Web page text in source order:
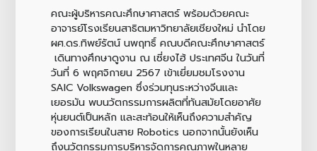
คณะผู้บริหารคณะศึกษาศาสตร์ พร้อมด้วยคณะ
อาจารย์โรงเรียนสาธิตมหาวิทยาลัยเชียงใหม่ นำโดย
ผศ.ดร.ทิพย์รัตน์ นพฤทธิ์ คณบดีคณะศึกษาศาสตร์
เดินทางศึกษาดูงาน ณ เซี่ยงไฮ้ ประเทศจีน ในวันที่
วันที่ 6 พฤศจิกายน 2567 เข้าเยี่ยมชมโรงงาน
SAIC Volkswagen ซึ่งร่วมทุนระหว่างจีนและ
เยอรมัน พบนวัตกรรมการผลิตที่ทันสมัยโดยอาศัย
หุ่นยนต์เป็นหลัก และสะท้อนให้เห็นถึงความสำคัญ
ของการเรียนในสาย Robotics นอกจากนั้นยังเห็น
ถึงนวัตกรรมการบริหารจัดการคุณภาพในหลาย